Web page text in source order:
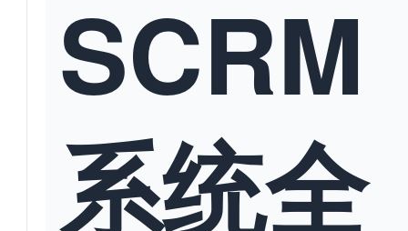
SCRM
系统全